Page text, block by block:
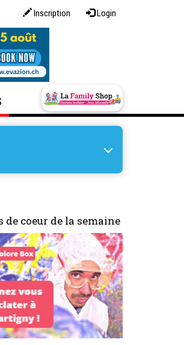
Inscription Login
de coeur de la semaine